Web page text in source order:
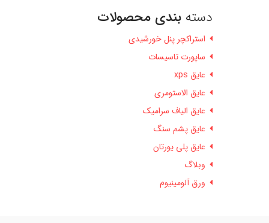
دسته بندی محصولات
استراکچر پنل خورشیدی
ساپورت تاسیسات
عایق xps
عایق الاستومری
عایق الیاف سرامیک
عایق پشم سنگ
عایق پلی یورتان
وبلاگ
ورق آلومینیوم